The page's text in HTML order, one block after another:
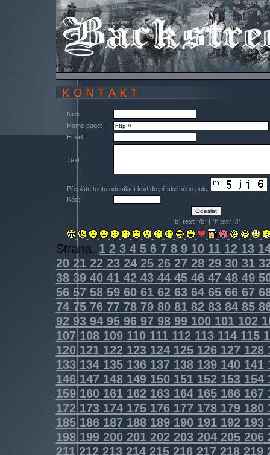
Nick:
Home page:
Email:
Text:
Přepište tento odesílací kód do příslušného pole:
Kód:
*b* text*/b* | *i* text*/i*
Strana: 12345678910111213
202122232425262728293031
383940414243444546474849
565758596061626364656667
747576777879808182838485
9293949596979899100101102
107108109110111112113114115
120121122123124125126127128
133134135136137138139140141
146147148149150151152153154
159160161162163164165166167
172173174175176177178179180
185186187188189190191192193
198199200201202203204205206
211212213214215216217218219